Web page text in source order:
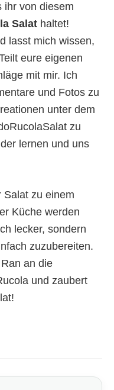
ihr von diesem
Salat haltet!
lasst mich wissen,
eure eigenen
mit mir. Ich
und Fotos zu
unter dem
zu
lernen und uns
Salat zu einem
Küche werden
lecker, sondern
zuzubereiten.
an die
und zaubert